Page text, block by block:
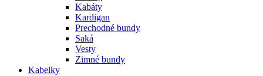
Kabáty
Kardigan
Prechodné bundy
Saká
Vesty
Zimné bundy
Kabelky